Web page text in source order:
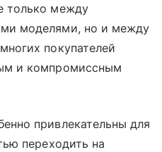
только между
моделями, но и между
покупателей
и компромиссным
привлекательны для
переходить на